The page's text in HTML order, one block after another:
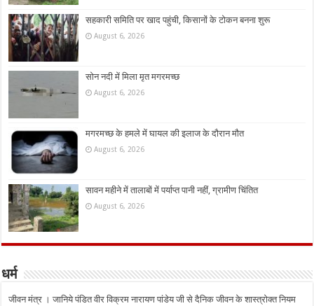
सहकारी समिति पर खाद पहुंची, किसानों के टोकन बनना शुरू
August 6, 2026
सोन नदी में मिला मृत मगरमच्छ
August 6, 2026
मगरमच्छ के हमले में घायल की इलाज के दौरान मौत
August 6, 2026
सावन महीने में तालाबों में पर्याप्त पानी नहीं, ग्रामीण चिंतित
August 6, 2026
धर्म
जीवन मंत्र । जानिये पंडित वीर विक्रम नारायण पांडेय जी से दैनिक जीवन के शास्त्रोक्त नियम